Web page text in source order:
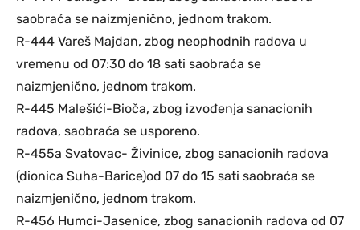
saobraća se naizmjenično, jednom trakom.
R-444 Vareš Majdan, zbog neophodnih radova u
vremenu od 07:30 do 18 sati saobraća se
naizmjenično, jednom trakom.
R-445 Malešići-Bioča, zbog izvođenja sanacionih
radova, saobraća se usporeno.
R-455a Svatovac- Živinice, zbog sanacionih radova
(dionica Suha-Barice)od 07 do 15 sati saobraća se
naizmjenično, jednom trakom.
R-456 Humci-Jasenice, zbog sanacionih radova od 07